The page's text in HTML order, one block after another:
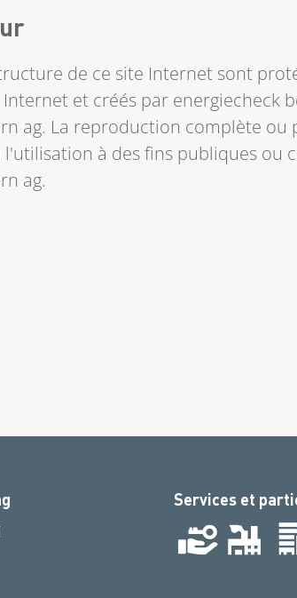
de ce site Internet sont
et créés par energiecheck
ag. La reproduction complète
à des fins publiques ou
ag.
Services et